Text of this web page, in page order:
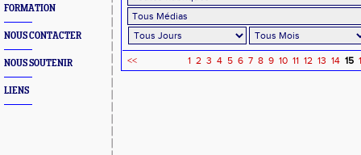
FORMATION
NOUS CONTACTER
NOUS SOUTENIR
LIENS
<< 1 2 3 4 5 6 7 8 9 10 11 12 13 14 15